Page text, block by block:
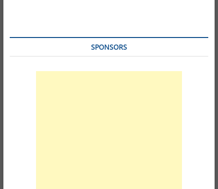
SPONSORS